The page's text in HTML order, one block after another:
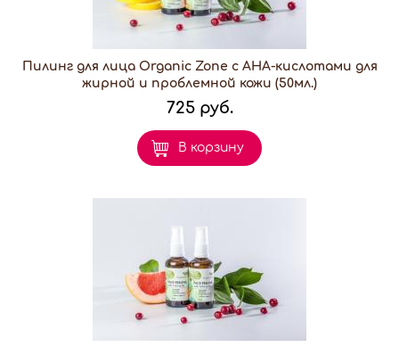
Пилинг для лица Organic Zone с АНА-кислотами для
жирной и проблемной кожи (50мл.)
725 руб.
В корзину